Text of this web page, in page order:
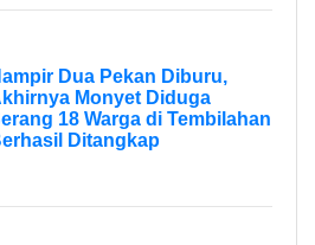
Dua Pekan Diburu,
Monyet Diduga
18 Warga di Tembilahan
Ditangkap